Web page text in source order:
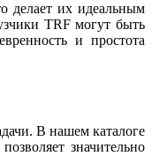
делает их идеальным
TRF могут быть
и простота
В нашем каталоге
значительно